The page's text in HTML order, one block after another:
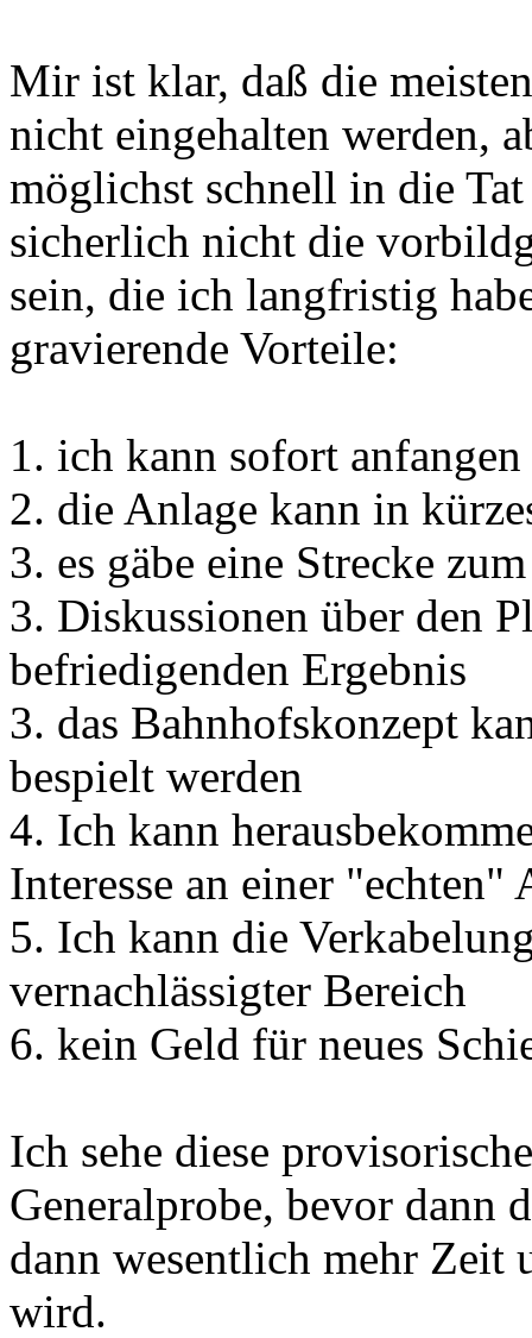
Mir ist klar, daß die
nicht eingehalten werden,
möglichst schnell in die
sicherlich nicht die
sein, die ich langfristig
gravierende Vorteile:
1. ich kann sofort anfangen
2. die Anlage kann in
3. es gäbe eine Strecke
3. Diskussionen über den
befriedigenden Ergebnis
3. das Bahnhofskonzept
bespielt werden
4. Ich kann
Interesse an einer "echten"
5. Ich kann die
vernachlässigter Bereich
6. kein Geld für neues
Ich sehe diese
Generalprobe, bevor dann
dann wesentlich mehr Zeit
wird.